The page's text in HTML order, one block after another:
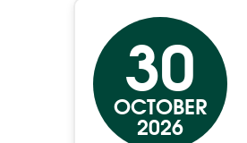
30
OCTOBER
2026